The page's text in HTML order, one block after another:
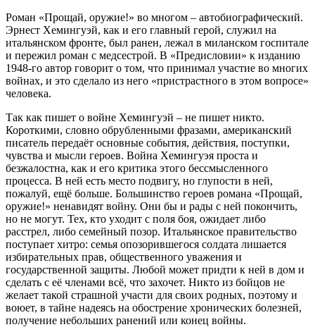
Роман «Прощай, оружие!» во многом – автобиографический.
Эрнест Хемингуэй, как и его главный герой, служил на
итальянском фронте, был ранен, лежал в миланском госпитале
и пережил роман с медсестрой. В «Предисловии» к изданию
1948-го автор говорит о том, что принимал участие во многих
войнах, и это сделало из него «пристрастного в этом вопросе»
человека.
Так как пишет о войне Хемингуэй – не пишет никто.
Короткими, словно обрубленными фразами, американский
писатель передаёт основные события, действия, поступки,
чувства и мысли героев. Война Хемингуэя проста и
безжалостна, как и его критика этого бессмысленного
процесса. В ней есть место подвигу, но глупости в ней,
пожалуй, ещё больше. Большинство героев романа «Прощай,
оружие!» ненавидят войну. Они бы и рады с ней покончить,
но не могут. Тех, кто уходит с поля боя, ожидает либо
расстрел, либо семейный позор. Итальянское правительство
поступает хитро: семья опозорившегося солдата лишается
избирательных прав, общественного уважения и
государственной защиты. Любой может придти к ней в дом и
сделать с её членами всё, что захочет. Никто из бойцов не
желает такой страшной участи для своих родных, поэтому и
воюет, в тайне надеясь на обострение хронических болезней,
получение небольших ранений или конец войны.